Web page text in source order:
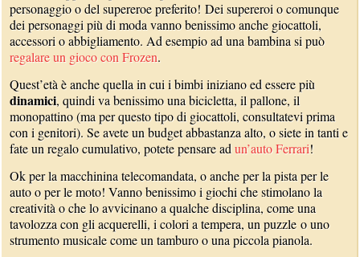
personaggio o del supereroe preferito! Dei supereroi o comunque
dei personaggi più di moda vanno benissimo anche giocattoli,
accessori o abbigliamento. Ad esempio ad una bambina si può
regalare un gioco con Frozen.
Quest’età è anche quella in cui i bimbi iniziano ed essere più
dinamici, quindi va benissimo una bicicletta, il pallone, il
monopattino (ma per questo tipo di giocattoli, consultatevi prima
con i genitori). Se avete un budget abbastanza alto, o siete in tanti e
fate un regalo cumulativo, potete pensare adun’auto Ferrari!
Ok per la macchinina telecomandata, o anche per la pista per le
auto o per le moto! Vanno benissimo i giochi che stimolano la
creatività o che lo avvicinano a qualche disciplina, come una
tavolozza con gli acquerelli, i colori a tempera, un puzzle o uno
strumento musicale come un tamburo o una piccola pianola.